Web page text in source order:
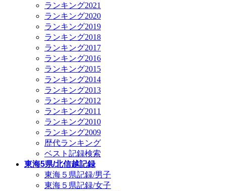
ランキング2021
ランキング2020
ランキング2019
ランキング2018
ランキング2017
ランキング2016
ランキング2015
ランキング2014
ランキング2013
ランキング2012
ランキング2011
ランキング2010
ランキング2009
歴代ランキング
ベスト記録検索
東海5県/北信越記録
東海５県記録/男子
東海５県記録/女子